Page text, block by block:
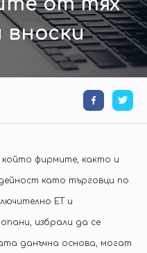
вноски
който фирмите, както и
като търговци по
ЕТ и
избрали да се
данъчна основа, могат